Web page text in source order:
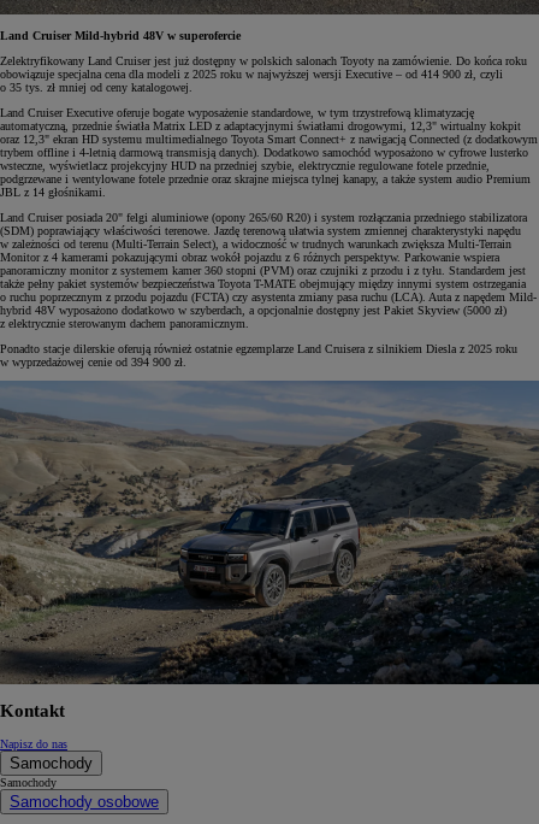
Land Cruiser Mild-hybrid 48V w superofercie
Zelektryfikowany Land Cruiser jest już dostępny w polskich salonach Toyoty na zamówienie. Do końca roku
obowiązuje specjalna cena dla modeli z 2025 roku w najwyższej wersji Executive – od 414 900 zł, czyli
o 35 tys. zł mniej od ceny katalogowej.
Land Cruiser Executive oferuje bogate wyposażenie standardowe, w tym trzystrefową klimatyzację
automatyczną, przednie światła Matrix LED z adaptacyjnymi światłami drogowymi, 12,3" wirtualny kokpit
oraz 12,3" ekran HD systemu multimedialnego Toyota Smart Connect+ z nawigacją Connected (z dodatkowym
trybem offline i 4-letnią darmową transmisją danych). Dodatkowo samochód wyposażono w cyfrowe lusterko
wsteczne, wyświetlacz projekcyjny HUD na przedniej szybie, elektrycznie regulowane fotele przednie,
podgrzewane i wentylowane fotele przednie oraz skrajne miejsca tylnej kanapy, a także system audio Premium
JBL z 14 głośnikami.
Land Cruiser posiada 20" felgi aluminiowe (opony 265/60 R20) i system rozłączania przedniego stabilizatora
(SDM) poprawiający właściwości terenowe. Jazdę terenową ułatwia system zmiennej charakterystyki napędu
w zależności od terenu (Multi-Terrain Select), a widoczność w trudnych warunkach zwiększa Multi-Terrain
Monitor z 4 kamerami pokazującymi obraz wokół pojazdu z 6 różnych perspektyw. Parkowanie wspiera
panoramiczny monitor z systemem kamer 360 stopni (PVM) oraz czujniki z przodu i z tyłu. Standardem jest
także pełny pakiet systemów bezpieczeństwa Toyota T-MATE obejmujący między innymi system ostrzegania
o ruchu poprzecznym z przodu pojazdu (FCTA) czy asystenta zmiany pasa ruchu (LCA). Auta z napędem Mild-
hybrid 48V wyposażono dodatkowo w szyberdach, a opcjonalnie dostępny jest Pakiet Skyview (5000 zł)
z elektrycznie sterowanym dachem panoramicznym.
Ponadto stacje dilerskie oferują również ostatnie egzemplarze Land Cruisera z silnikiem Diesla z 2025 roku
w wyprzedażowej cenie od 394 900 zł.
Kontakt
Napisz do nas
Samochody
Samochody
Samochody osobowe